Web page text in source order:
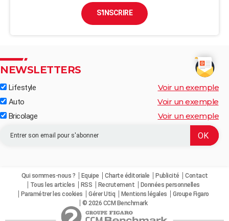
S'INSCRIRE
NEWSLETTERS
Lifestyle Voir un exemple
Auto Voir un exemple
Bricolage Voir un exemple
Qui sommes-nous ? Equipe Charte éditoriale Publicité
Contact
Tous les articles
RSS Recrutement
Données personnelles
Paramétrer les cookies
Gérer Utiq Mentions légales
Groupe Figaro
© 2026 CCM Benchmark